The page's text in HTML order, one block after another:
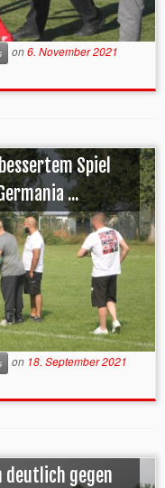
on6. November 2021
Spiel
...
on 18. September 2021
deutlich gegen